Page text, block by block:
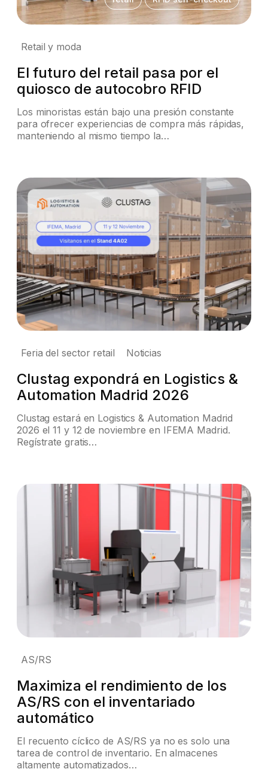
Retail y moda
El futuro del retail pasa por el
quiosco de autocobro RFID
Los minoristas están bajo una presión constante
para ofrecer experiencias de compra más rápidas,
manteniendo al mismo tiempo la…
Feria del sector retail Noticias
Clustag expondrá en Logistics &
Automation Madrid 2026
Clustag estará en Logistics & Automation Madrid
2026 el 11 y 12 de noviembre en IFEMA Madrid.
Regístrate gratis…
AS/RS
Maximiza el rendimiento de los
AS/RS con el inventariado
automático
El recuento cíclico de AS/RS ya no es solo una
tarea de control de inventario. En almacenes
altamente automatizados…